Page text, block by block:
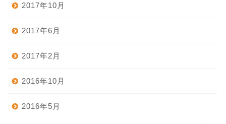
2017年10月
2017年6月
2017年2月
2016年10月
2016年5月